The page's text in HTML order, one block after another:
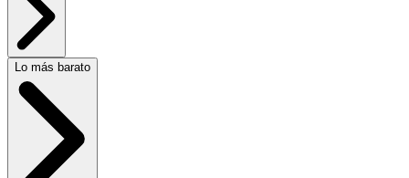
Lo más barato